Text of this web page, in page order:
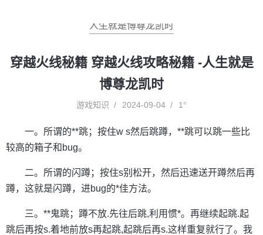
人生就是博尊龙凯时
穿越火线秘籍 穿越火线攻略秘籍 -人生就是
博尊龙凯时
游戏知识 2024-09-04 1°
一。所谓的**跳；按住w s然后跳蹲，**跳可以跳一些比
较高的箱子和bug。
二。所谓的闪蹲；按住s别松开，然后迅速送开蹲然后再
蹲，这就是闪蹲，进bug的*佳方法。
三。**鬼跳；蹲不放.先往后跳,利用惯*。再继续起跳.起
跳后再按s.着地前放s再起跳,起跳后再s.这样重复就行了。我